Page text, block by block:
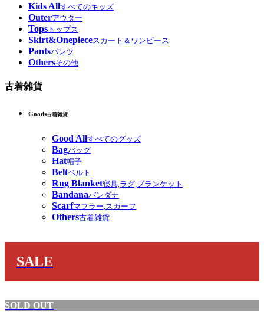
Kids Allすべてのキッズ
Outerアウター
Tops トップス
Skirt&Onepieceスカート＆ワンピース
Pantsパンツ
Othersその他
古着雑貨
Goods古着雑貨
Good Allすべてのグッズ
Bagバッグ
Hat帽子
Beltベルト
Rug Blanket寝具,ラグ,ブランケット
Bandanaバンダナ
Scarfマフラー,スカーフ
Others古着雑貨
SALE
SOLD OUT